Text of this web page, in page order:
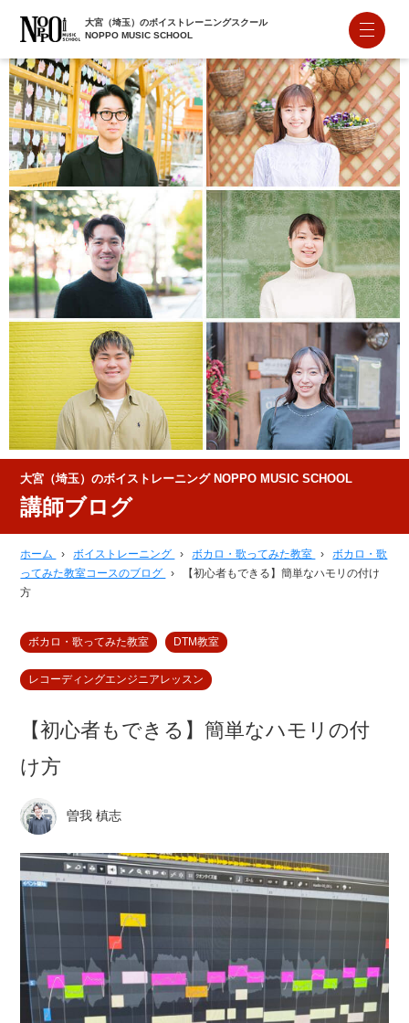
大宮（埼玉）のボイストレーニングスクール
NOPPO MUSIC SCHOOL
大宮（埼玉）のボイストレーニング NOPPO MUSIC SCHOOL
講師ブログ
ホーム › ボイストレーニング › ボカロ・歌ってみた教室 ›
ボカロ・歌
ってみた教室コースのブログ
›
【初心者もできる】簡単なハモリの付け
方
ボカロ・歌ってみた教室 DTM教室
レコーディングエンジニアレッスン
【初心者もできる】簡単なハモリの付
け方
曽我 槙志